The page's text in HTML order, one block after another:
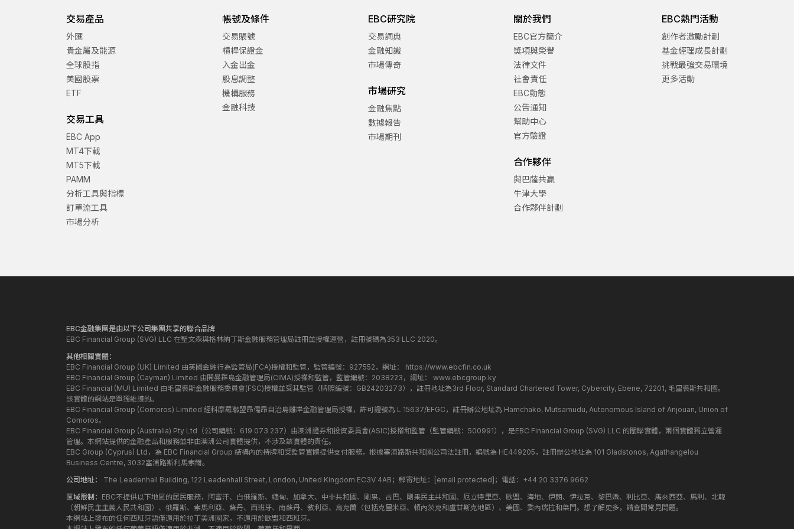
交易產品
外匯
貴金屬及能源
全球股指
美國股票
ETF
交易工具
EBC App
MT4下載
MT5下載
PAMM
分析工具與指標
訂單流工具
市場分析
帳號及條件
交易賬號
槓桿保證金
入金出金
股息調整
機構服務
金融科技
EBC研究院
交易詞典
金融知識
市場傳奇
市場研究
金融焦點
數據報告
市場期刊
關於我們
EBC官方簡介
獎項與榮譽
法律文件
社會責任
EBC動態
公告通知
幫助中心
官方驗證
合作夥伴
與巴薩共贏
牛津大學
合作夥伴計劃
EBC熱門活動
創作者激勵計劃
基金經理成長計劃
挑戰最強交易環境
更多活動
EBC金融集團是由以下公司集團共享的聯合品牌
EBC Financial Group (SVG) LLC 在聖文森與格林納丁斯金融服務管理局註冊並授權運營，註冊號碼為353 LLC 2020。
其他相關實體：
EBC Financial Group (UK) Limited 由英國金融行為監管局(FCA)授權和監管，監管編號：927552，網址： https://www.ebcfin.co.uk
EBC Financial Group (Cayman) Limited 由開曼群島金融管理局(CIMA)授權和監管，監管編號：2038223，網址： www.ebcgroup.ky
EBC Financial (MU) Limited 由毛里裘斯金融服務委員會(FSC)授權並受其監管（牌照編號：GB24203273），註冊地址為3rd Floor, Standard Chartered Tower, Cybercity, Ebene, 72201, 毛里裘斯共和國。
該實體的網站是單獨維護的。
EBC Financial Group (Comoros) Limited 經科摩羅聯盟昂儒昂自治島離岸金融管理局授權，許可證號為 L 15637/EFGC，註冊辦公地址為 Hamchako, Mutsamudu, Autonomous Island of Anjouan, Union of
Comoros。
EBC Financial Group (Australia) Pty Ltd（公司編號：619 073 237）由澳洲證券和投資委員會(ASIC)授權和監管（監管編號：500991），是EBC Financial Group (SVG) LLC 的關聯實體，兩個實體獨立營運
管理。本網站提供的金融產品和服務並非由澳洲公司實體提供，不涉及該實體的責任。
EBC Group (Cyprus) Ltd，為 EBC Financial Group 結構內的持牌和受監管實體提供支付服務，根據塞浦路斯共和國公司法註冊，編號為 HE449205，註冊辦公地址為 101 Gladstonos, Agathangelou
Business Centre, 3032塞浦路斯利馬索爾。
公司地址： The Leadenhall Building, 122 Leadenhall Street, London, United Kingdom EC3V 4AB；郵寄地址： [email protected] ；電話：+44 20 3376 9662
區域限制： EBC不提供以下地區的居民服務，阿富汗、白俄羅斯、緬甸、加拿大、中非共和國、剛果、古巴、剛果民主共和國、厄立特里亞、歐盟、海地、伊朗、伊拉克、黎巴嫩、利比亞、馬來西亞、馬利、北韓
（朝鮮民主主義人民共和國）、俄羅斯、索馬利亞、蘇丹、西班牙、南蘇丹、敘利亞、烏克蘭（包括克里米亞、頓內茨克和盧甘斯克地區）、美國、委內瑞拉和葉門。想了解更多，請查閱常見問題。
本網站上發布的任何西班牙語僅適用於拉丁美洲國家，不適用於歐盟和西班牙。